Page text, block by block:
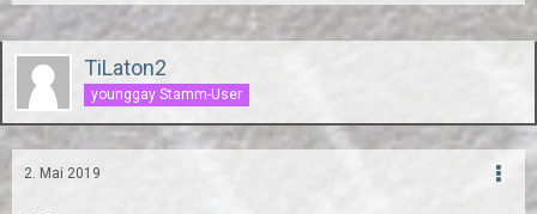
TiLaton2
younggay Stamm-User
2. Mai 2019